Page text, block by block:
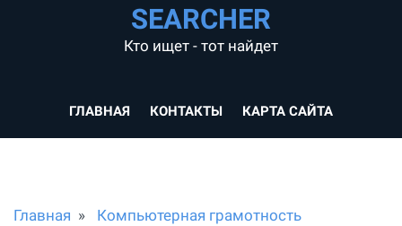
SEARCHER
Кто ищет - тот найдет
ГЛАВНАЯ КОНТАКТЫ КАРТА САЙТА
Главная Компьютерная грамотность